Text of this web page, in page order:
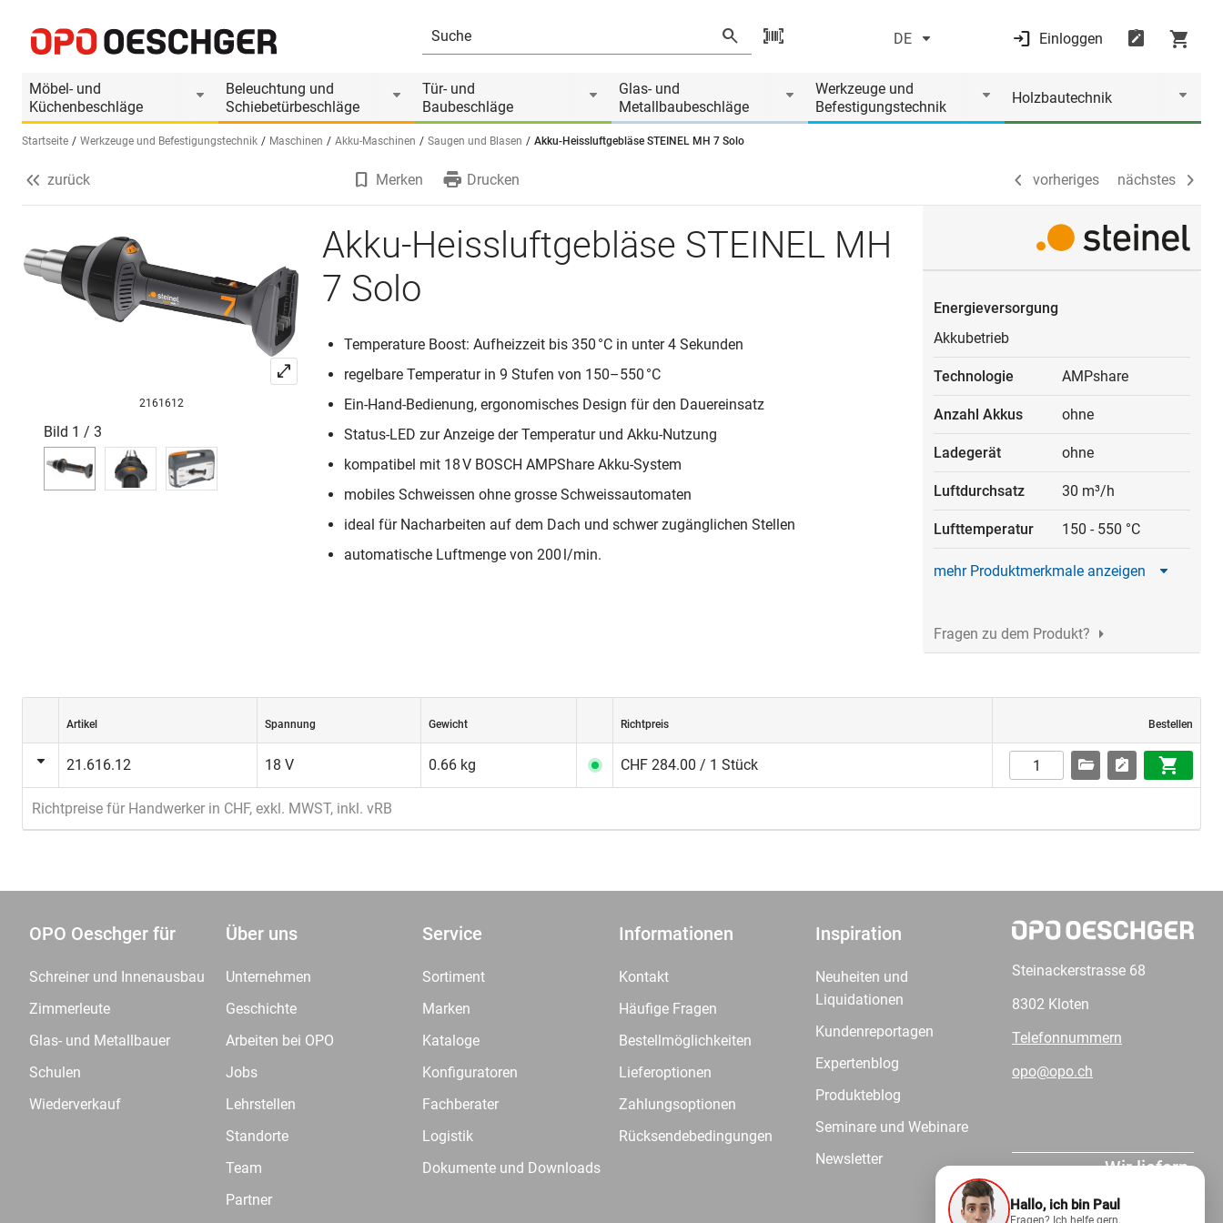
DE Einloggen
Möbel- und
Küchenbeschläge
Beleuchtung und
Schiebetürbeschläge
Tür- und
Baubeschläge
Glas- und
Metallbaubeschläge
Werkzeuge und
Befestigungstechnik
Holzbautechnik
Sprache wählen (DE)
Startseite Werkzeuge und Befestigungstechnik Maschinen Akku-Maschinen Saugen und Blasen Akku-Heissluftgebläse STEINEL MH 7 Solo
Produktinformationen
vorheriges nächstes
zurück Merken Drucken vorheriges nächstes
2161612
Bild 1 / 3
Akku-Heissluftgebläse STEINEL MH
7 Solo
Temperature Boost: Aufheizzeit bis 350 °C in unter 4 Sekunden
regelbare Temperatur in 9 Stufen von 150–550 °C
Ein-Hand-Bedienung, ergonomisches Design für den Dauereinsatz
Status-LED zur Anzeige der Temperatur und Akku-Nutzung
kompatibel mit 18 V BOSCH AMPShare Akku-System
mobiles Schweissen ohne grosse Schweissautomaten
ideal für Nacharbeiten auf dem Dach und schwer zugänglichen Stellen
automatische Luftmenge von 200 l/min.
Energieversorgung
Akkubetrieb
Technologie AMPshare
Anzahl Akkus ohne
Ladegerät ohne
Luftdurchsatz 30 m³/h
Lufttemperatur 150 - 550 °C
mehr Produktmerkmale anzeigen
Fragen zu dem Produkt?
Artikel Spannung Gewicht Richtpreis Bestellen
21.616.12 18 V 0.66 kg CHF 284.00 / 1 Stück
Richtpreise für Handwerker in CHF, exkl. MWST, inkl. vRB
OPO Oeschger für
Schreiner und Innenausbau
Zimmerleute
Glas- und Metallbauer
Schulen
Wiederverkauf
Über uns
Unternehmen
Geschichte
Arbeiten bei OPO
Jobs
Lehrstellen
Standorte
Team
Partner
Service
Sortiment
Marken
Kataloge
Konfiguratoren
Fachberater
Logistik
Dokumente und Downloads
Informationen
Kontakt
Häufige Fragen
Bestellmöglichkeiten
Lieferoptionen
Zahlungsoptionen
Rücksendebedingungen
Inspiration
Neuheiten und
Liquidationen
Kundenreportagen
Expertenblog
Produkteblog
Seminare und Webinare
Newsletter
Steinackerstrasse 68
8302 Kloten
Telefonnummern
opo@opo.ch
Wir liefern.
Hallo, ich bin Paul
Fragen? Ich helfe gern.